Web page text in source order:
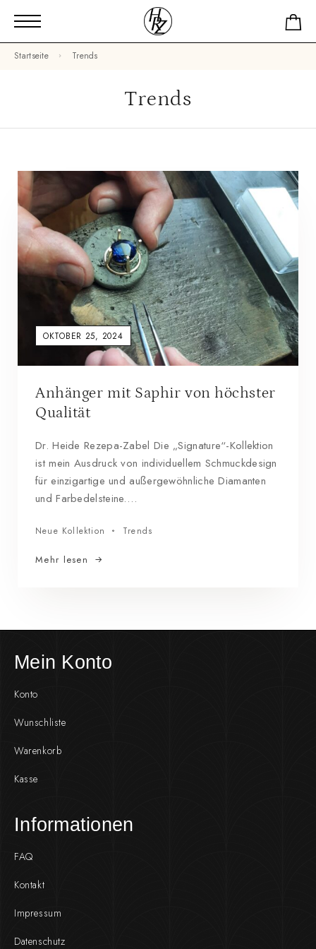
Startseite Trends
Trends
OKTOBER 25, 2024
Anhänger mit Saphir von höchster
Qualität
Dr. Heide Rezepa-Zabel Die „Signature“-Kollektion
ist mein Ausdruck von individuellem Schmuckdesign
für einzigartige und außergewöhnliche Diamanten
und Farbedelsteine.…
Neue Kollektion Trends
Mehr lesen
Mein Konto
Konto
Wunschliste
Warenkorb
Kasse
Informationen
FAQ
Kontakt
Impressum
Datenschutz